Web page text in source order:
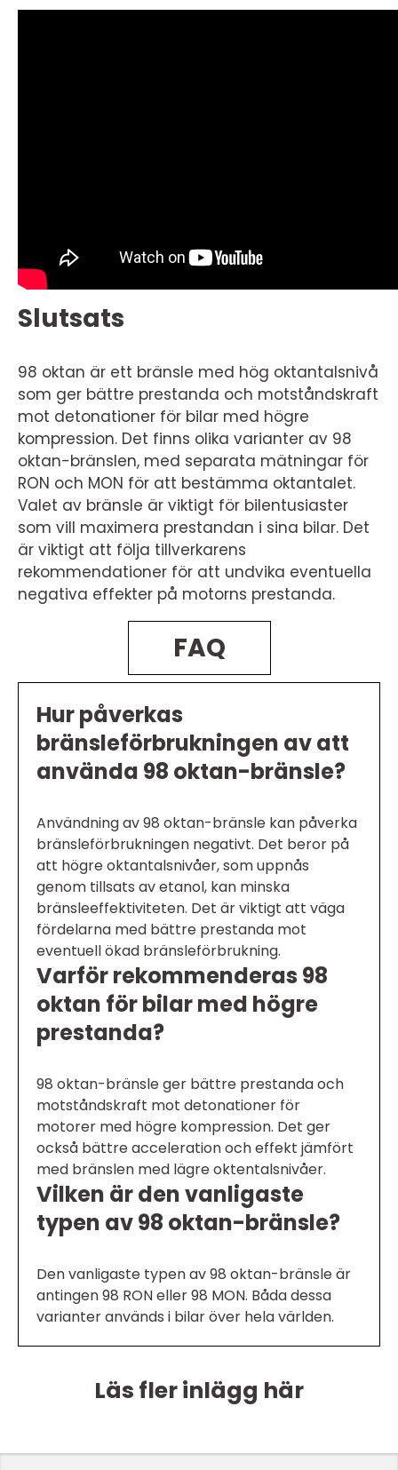
Slutsats
98 oktan är ett bränsle med hög oktantalsnivå
som ger bättre prestanda och motståndskraft
mot detonationer för bilar med högre
kompression. Det finns olika varianter av 98
oktan-bränslen, med separata mätningar för
RON och MON för att bestämma oktantalet.
Valet av bränsle är viktigt för bilentusiaster
som vill maximera prestandan i sina bilar. Det
är viktigt att följa tillverkarens
rekommendationer för att undvika eventuella
negativa effekter på motorns prestanda.
FAQ
Hur påverkas
bränsleförbrukningen av att
använda 98 oktan-bränsle?
Användning av 98 oktan-bränsle kan påverka
bränsleförbrukningen negativt. Det beror på
att högre oktantalsnivåer, som uppnås
genom tillsats av etanol, kan minska
bränsleeffektiviteten. Det är viktigt att väga
fördelarna med bättre prestanda mot
eventuell ökad bränsleförbrukning.
Varför rekommenderas 98
oktan för bilar med högre
prestanda?
98 oktan-bränsle ger bättre prestanda och
motståndskraft mot detonationer för
motorer med högre kompression. Det ger
också bättre acceleration och effekt jämfört
med bränslen med lägre oktentalsnivåer.
Vilken är den vanligaste
typen av 98 oktan-bränsle?
Den vanligaste typen av 98 oktan-bränsle är
antingen 98 RON eller 98 MON. Båda dessa
varianter används i bilar över hela världen.
Läs fler inlägg här